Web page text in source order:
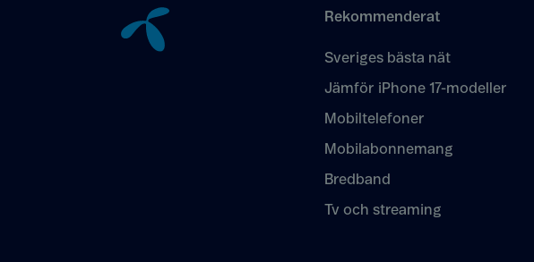
Rekommenderat
Sveriges bästa nät
Jämför iPhone 17-modeller
Mobiltelefoner
Mobilabonnemang
Bredband
Tv och streaming